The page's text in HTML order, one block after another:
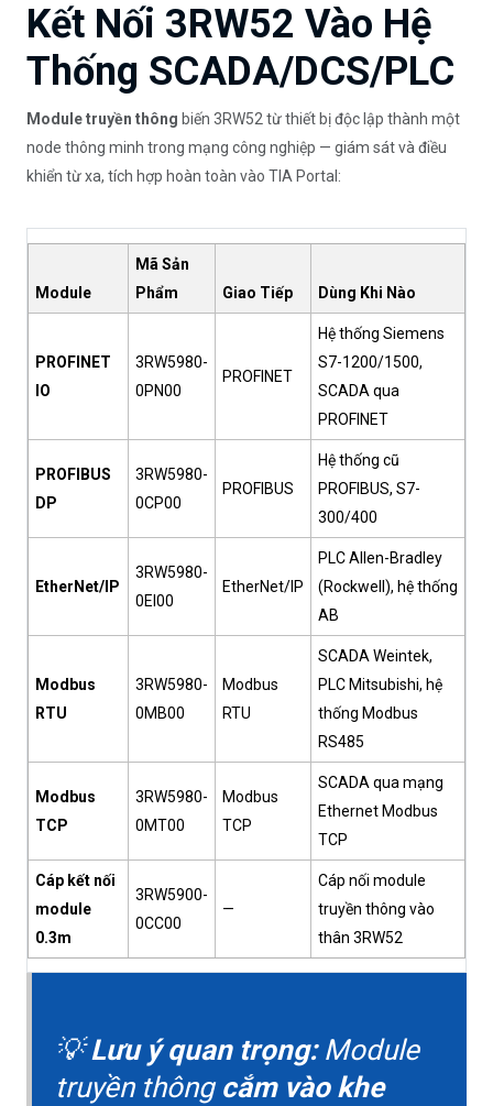
Kết Nối 3RW52 Vào Hệ
Thống SCADA/DCS/PLC
Module truyền thông biến 3RW52 từ thiết bị độc lập thành một
node thông minh trong mạng công nghiệp — giám sát và điều
khiển từ xa, tích hợp hoàn toàn vào TIA Portal:
Module
Mã Sản
Phẩm
Giao Tiếp Dùng Khi Nào
PROFINET
IO
3RW5980-
0PN00
PROFINET
Hệ thống Siemens
S7-1200/1500,
SCADA qua
PROFINET
PROFIBUS
DP
3RW5980-
0CP00
PROFIBUS
Hệ thống cũ
PROFIBUS, S7-
300/400
EtherNet/IP
3RW5980-
0EI00
EtherNet/IP
PLC Allen-Bradley
(Rockwell), hệ thống
AB
Modbus
RTU
3RW5980-
0MB00
Modbus
RTU
SCADA Weintek,
PLC Mitsubishi, hệ
thống Modbus
RS485
Modbus
TCP
3RW5980-
0MT00
Modbus
TCP
SCADA qua mạng
Ethernet Modbus
TCP
Cáp kết nối
module
0.3m
3RW5900-
0CC00
—
Cáp nối module
truyền thông vào
thân 3RW52
💡Lưu ý quan trọng:Module
truyền thông cắm vào khe